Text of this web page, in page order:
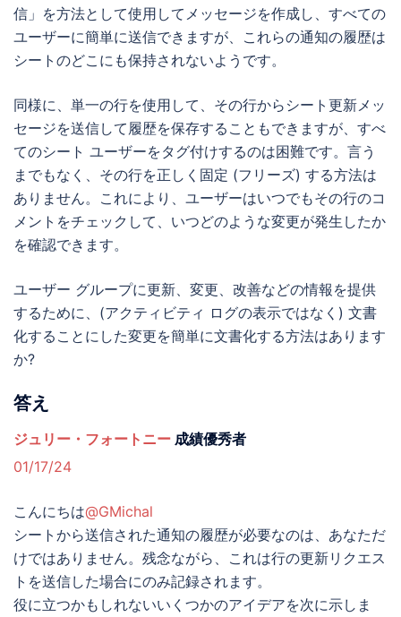
信」を方法として使用してメッセージを作成し、すべての
ユーザーに簡単に送信できますが、これらの通知の履歴は
シートのどこにも保持されないようです。
同様に、単一の行を使用して、その行からシート更新メッ
セージを送信して履歴を保存することもできますが、すべ
てのシート ユーザーをタグ付けするのは困難です。言う
までもなく、その行を正しく固定 (フリーズ) する方法は
ありません。これにより、ユーザーはいつでもその行のコ
メントをチェックして、いつどのような変更が発生したか
を確認できます。
ユーザー グループに更新、変更、改善などの情報を提供
するために、(アクティビティ ログの表示ではなく) 文書
化することにした変更を簡単に文書化する方法はあります
か?
答え
ジュリー・フォートニー 成績優秀者
01/17/24
こんにちは@GMichal
シートから送信された通知の履歴が必要なのは、あなただ
けではありません。残念ながら、これは行の更新リクエス
トを送信した場合にのみ記録されます。
役に立つかもしれないいくつかのアイデアを次に示しま